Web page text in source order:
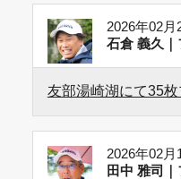
2026年02月
石倉 義久
友部湯崎湖にて35枚
2026年02月
田中 雅司